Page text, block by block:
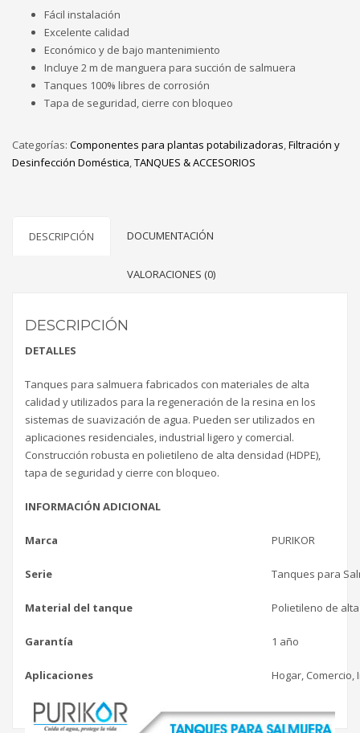
Fácil instalación
Excelente calidad
Económico y de bajo mantenimiento
Incluye 2 m de manguera para succión de salmuera
Tanques 100% libres de corrosión
Tapa de seguridad, cierre con bloqueo
Categorías: Componentes para plantas potabilizadoras,Filtración y
Desinfección Doméstica,TANQUES & ACCESORIOS
DESCRIPCIÓN DOCUMENTACIÓN
VALORACIONES (0)
DESCRIPCIÓN
DETALLES
Tanques para salmuera fabricados con materiales de alta
calidad y utilizados para la regeneración de la resina en los
sistemas de suavización de agua. Pueden ser utilizados en
aplicaciones residenciales, industrial ligero y comercial.
Construcción robusta en polietileno de alta densidad (HDPE),
tapa de seguridad y cierre con bloqueo.
INFORMACIÓN ADICIONAL
Marca PURIKOR
Serie Tanques para
Material del tanque Polietileno de
Garantía 1 año
Aplicaciones Hogar, Comercio,